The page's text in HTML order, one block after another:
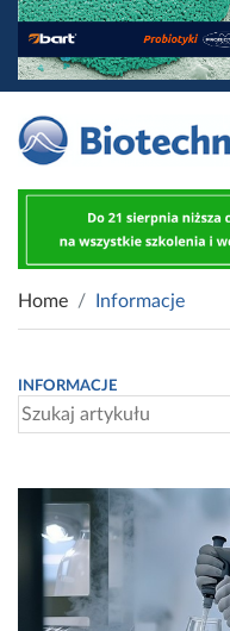
Home Informacje
INFORMACJE